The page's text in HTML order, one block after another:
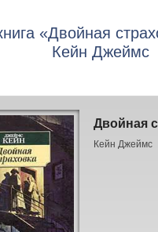
«Двойная
Кейн Джеймс
Двойная
Кейн Джеймс